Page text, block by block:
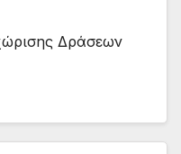
Δράσεων